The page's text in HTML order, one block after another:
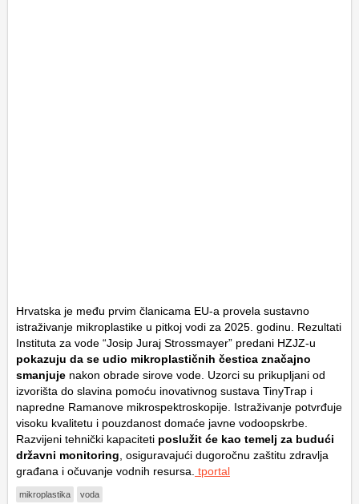
Hrvatska je među prvim članicama EU-a provela sustavno
istraživanje mikroplastike u pitkoj vodi za 2025. godinu. Rezultati
Instituta za vode “Josip Juraj Strossmayer” predani HZJZ-u
pokazuju da se udio mikroplastičnih čestica značajno
smanjuje nakon obrade sirove vode. Uzorci su prikupljani od
izvorišta do slavina pomoću inovativnog sustava TinyTrap i
napredne Ramanove mikrospektroskopije. Istraživanje potvrđuje
visoku kvalitetu i pouzdanost domaće javne vodoopskrbe.
Razvijeni tehnički kapaciteti poslužit će kao temelj za budući
državni monitoring , osiguravajući dugoročnu zaštitu zdravlja
građana i očuvanje vodnih resursa. tportal
mikroplastika voda